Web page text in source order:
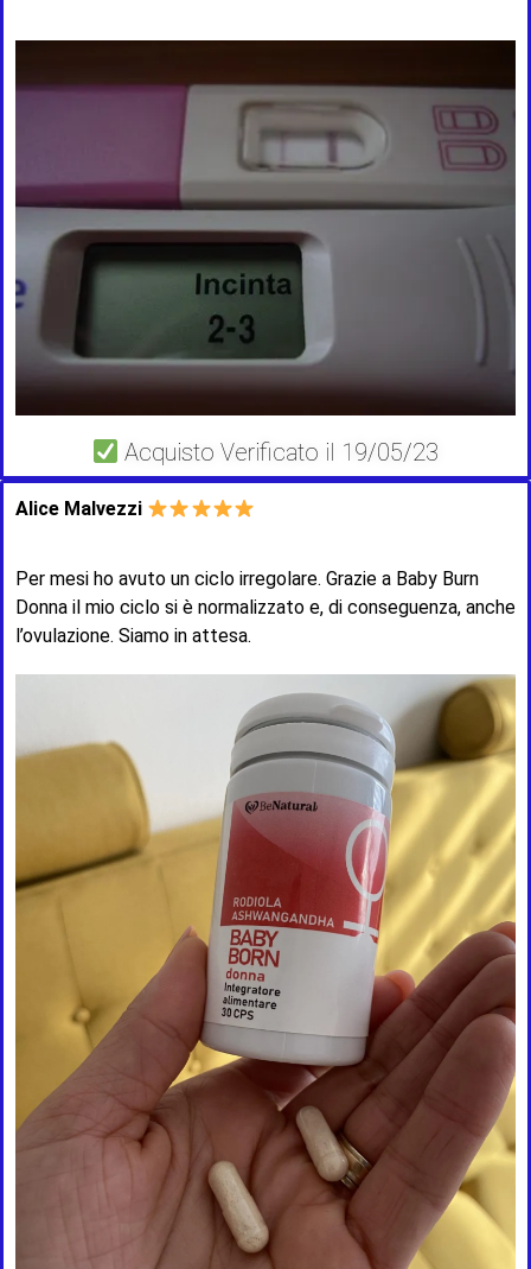
Acquisto Verificato il 19/05/23
Alice Malvezzi
Per mesi ho avuto un ciclo irregolare. Grazie a Baby Burn
Donna il mio ciclo si è normalizzato e, di conseguenza, anche
l’ovulazione. Siamo in attesa.